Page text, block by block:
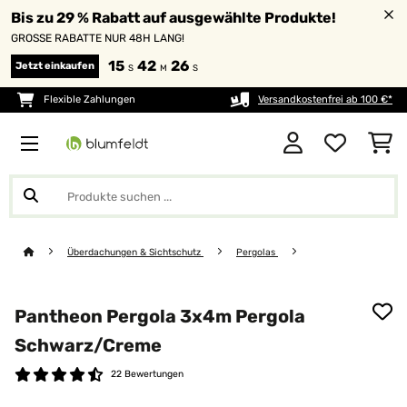
Bis zu 29 % Rabatt auf ausgewählte Produkte!
GROSSE RABATTE NUR 48H LANG!
Jetzt einkaufen 15 S 42 M 26 S
Flexible Zahlungen Versandkostenfrei ab 100 €*
Überdachungen & Sichtschutz Pergolas
Pantheon Pergola 3x4m Pergola
Schwarz/Creme
22 Bewertungen